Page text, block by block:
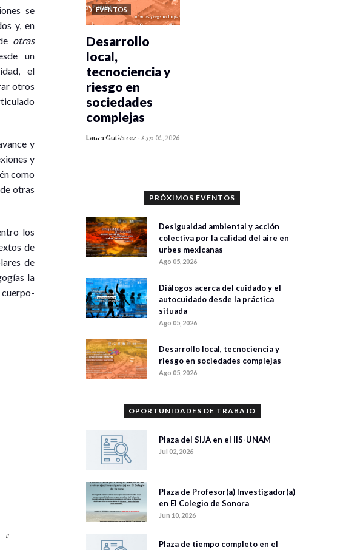
se
y, en
otras
un
el
otros
y
y
como
otras
los
de
de
la
#
EVENTOS
0 veces compartido
Desarrollo
local,
tecnociencia y
riesgo en
sociedades
complejas
Laura Gutiérrez -Ago 05, 2026
PRÓXIMOS EVENTOS
Desigualdad ambiental y acción
colectiva por la calidad del aire en
urbes mexicanas
Ago 05, 2026
Diálogos acerca del cuidado y el
autocuidado desde la práctica
situada
Ago 05, 2026
Desarrollo local, tecnociencia y
riesgo en sociedades complejas
Ago 05, 2026
OPORTUNIDADES DE TRABAJO
Plaza del SIJA en el IIS-UNAM
Jul 02, 2026
Plaza de Profesor(a) Investigador(a)
en El Colegio de Sonora
Jun 10, 2026
Plaza de tiempo completo en el